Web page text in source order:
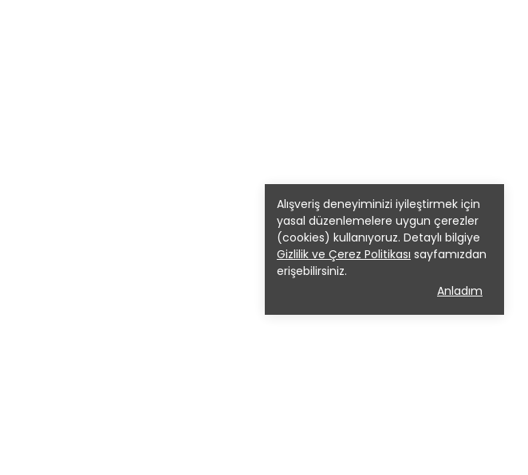
Alışveriş deneyiminizi iyileştirmek için
yasal düzenlemelere uygun çerezler
(cookies) kullanıyoruz. Detaylı bilgiye
Gizlilik ve Çerez Politikası sayfamızdan
erişebilirsiniz.
Anladım